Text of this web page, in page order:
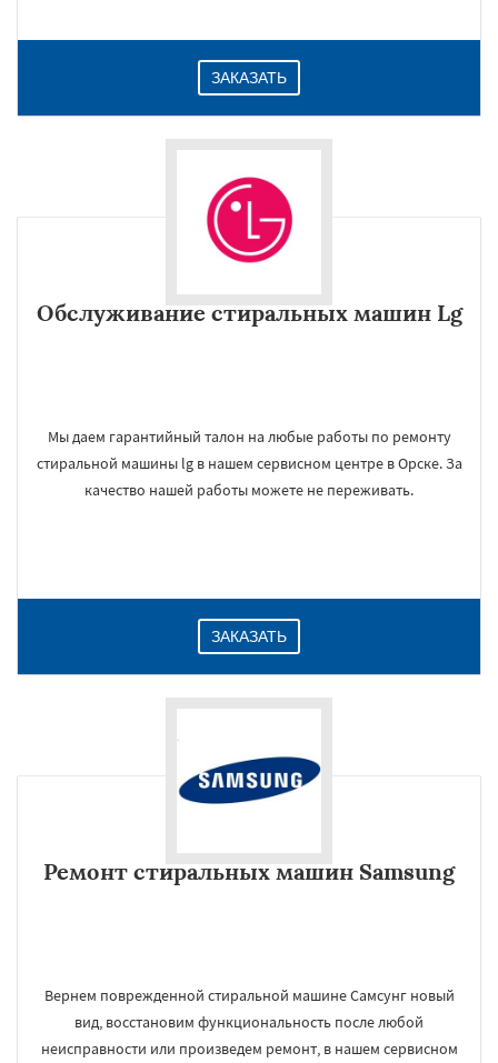
ЗАКАЗАТЬ
Обслуживание стиральных машин Lg
Мы даем гарантийный талон на любые работы по ремонту
стиральной машины lg в нашем сервисном центре в Орске. За
качество нашей работы можете не переживать.
ЗАКАЗАТЬ
Ремонт стиральных машин Samsung
Вернем поврежденной стиральной машине Самсунг новый
вид, восстановим функциональность после любой
неисправности или произведем ремонт, в нашем сервисном